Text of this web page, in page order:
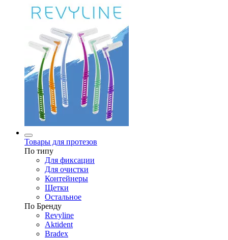
Товары для протезов
По типу
Для фиксации
Для очистки
Контейнеры
Щетки
Остальное
По Бренду
Revyline
Aktident
Bradex